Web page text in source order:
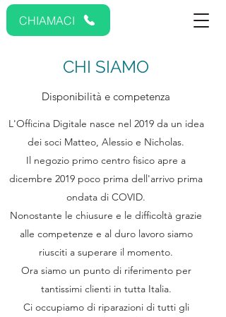
CHIAMACI
CHI SIAMO
Disponibilità e competenza
L'Officina Digitale nasce nel 2019 da un idea
dei soci Matteo, Alessio e Nicholas.
Il negozio primo centro fisico apre a
dicembre 2019 poco prima dell'arrivo prima
ondata di COVID.
Nonostante le chiusure e le difficoltà grazie
alle competenze e al duro lavoro siamo
riusciti a superare il momento.
Ora siamo un punto di riferimento per
tantissimi clienti in tutta Italia.
Ci occupiamo di riparazioni di tutti gli